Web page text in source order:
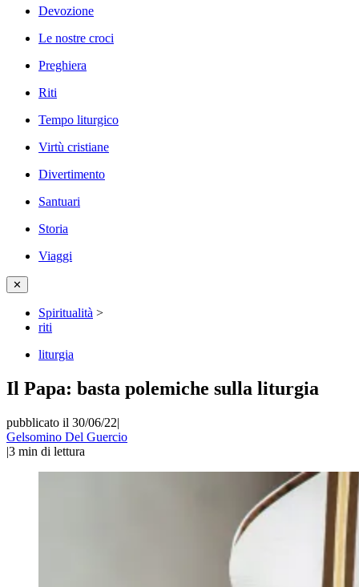
Devozione
Le nostre croci
Preghiera
Riti
Tempo liturgico
Virtù cristiane
Divertimento
Santuari
Storia
Viaggi
✕
Spiritualità >
riti
liturgia
Il Papa: basta polemiche sulla liturgia
pubblicato il 30/06/22|
Gelsomino Del Guercio
|3 min di lettura